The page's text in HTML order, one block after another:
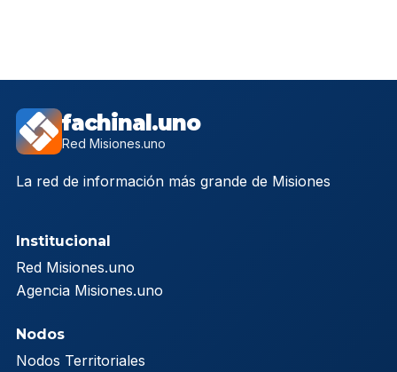
fachinal.uno
Red Misiones.uno
La red de información más grande de Misiones
Institucional
Red Misiones.uno
Agencia Misiones.uno
Nodos
Nodos Territoriales